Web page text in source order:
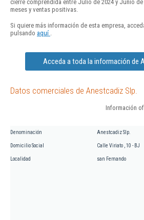
cierre comprendida entre Julio de 2024 y Junio
meses y ventas positivas.
Si quiere más información de esta empresa,
pulsando aquí
Acceda a toda la información de
Datos comerciales de Anestcadiz Slp.
Información
Denominación Anestcadiz Slp.
Domicilio Social Calle Viriato , 10 - BJ
Localidad san Fernando